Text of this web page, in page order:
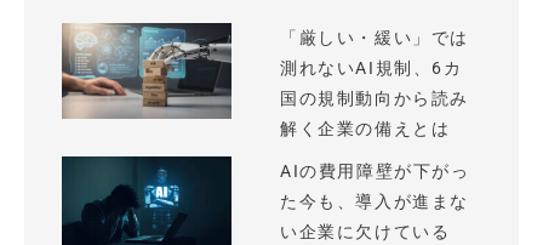
「厳しい・緩い」では
測れないAI規制、6カ
国の規制動向から読み
解く企業の備えとは
AIの費用障壁が下がっ
た今も、導入が進まな
い企業に欠けている